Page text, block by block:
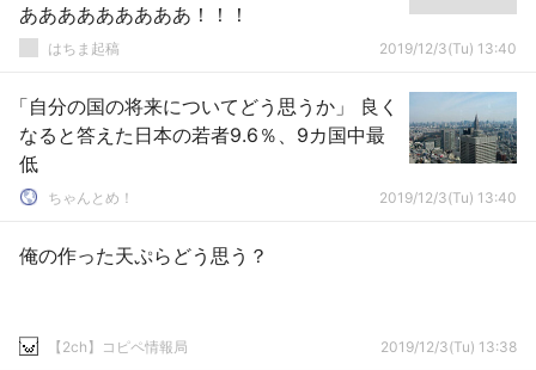
あああああああああ！！！
はちま起稿 2019/12/3(Tu) 13:40
「自分の国の将来についてどう思うか」 良く
なると答えた日本の若者9.6％、9カ国中最
低
ちゃんとめ！ 2019/12/3(Tu) 13:40
俺の作った天ぷらどう思う？
【2ch】コピペ情報局 2019/12/3(Tu) 13:38